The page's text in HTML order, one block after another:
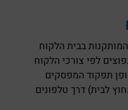
בבית הלקוח
לפי צורכי הלקוח
תפקוד המפסקים
לבית) דרך טלפונים